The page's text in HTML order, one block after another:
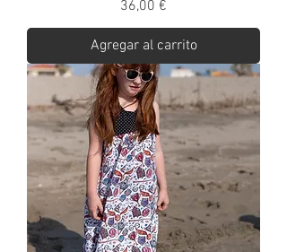
Precio
36,00 €
Agregar al carrito